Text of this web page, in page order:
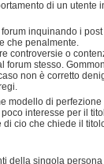
di un utente
inquinando i
che penalmente.
controversie o
stesso.
non è corretto
modello di
interesse per il
cio che chiede il
della singola